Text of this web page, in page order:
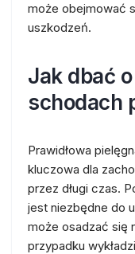
może obejmować
uszkodzeń.
Jak dbać
schodach
Prawidłowa
kluczowa dla
przez długi czas.
jest niezbędne do
może osadzać się
przypadku